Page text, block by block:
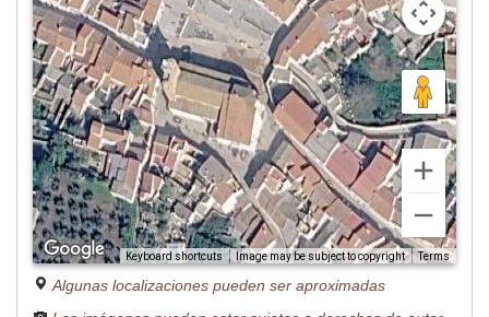
Keyboard shortcuts Image may be subject to copyright Terms
Algunas localizaciones pueden ser aproximadas